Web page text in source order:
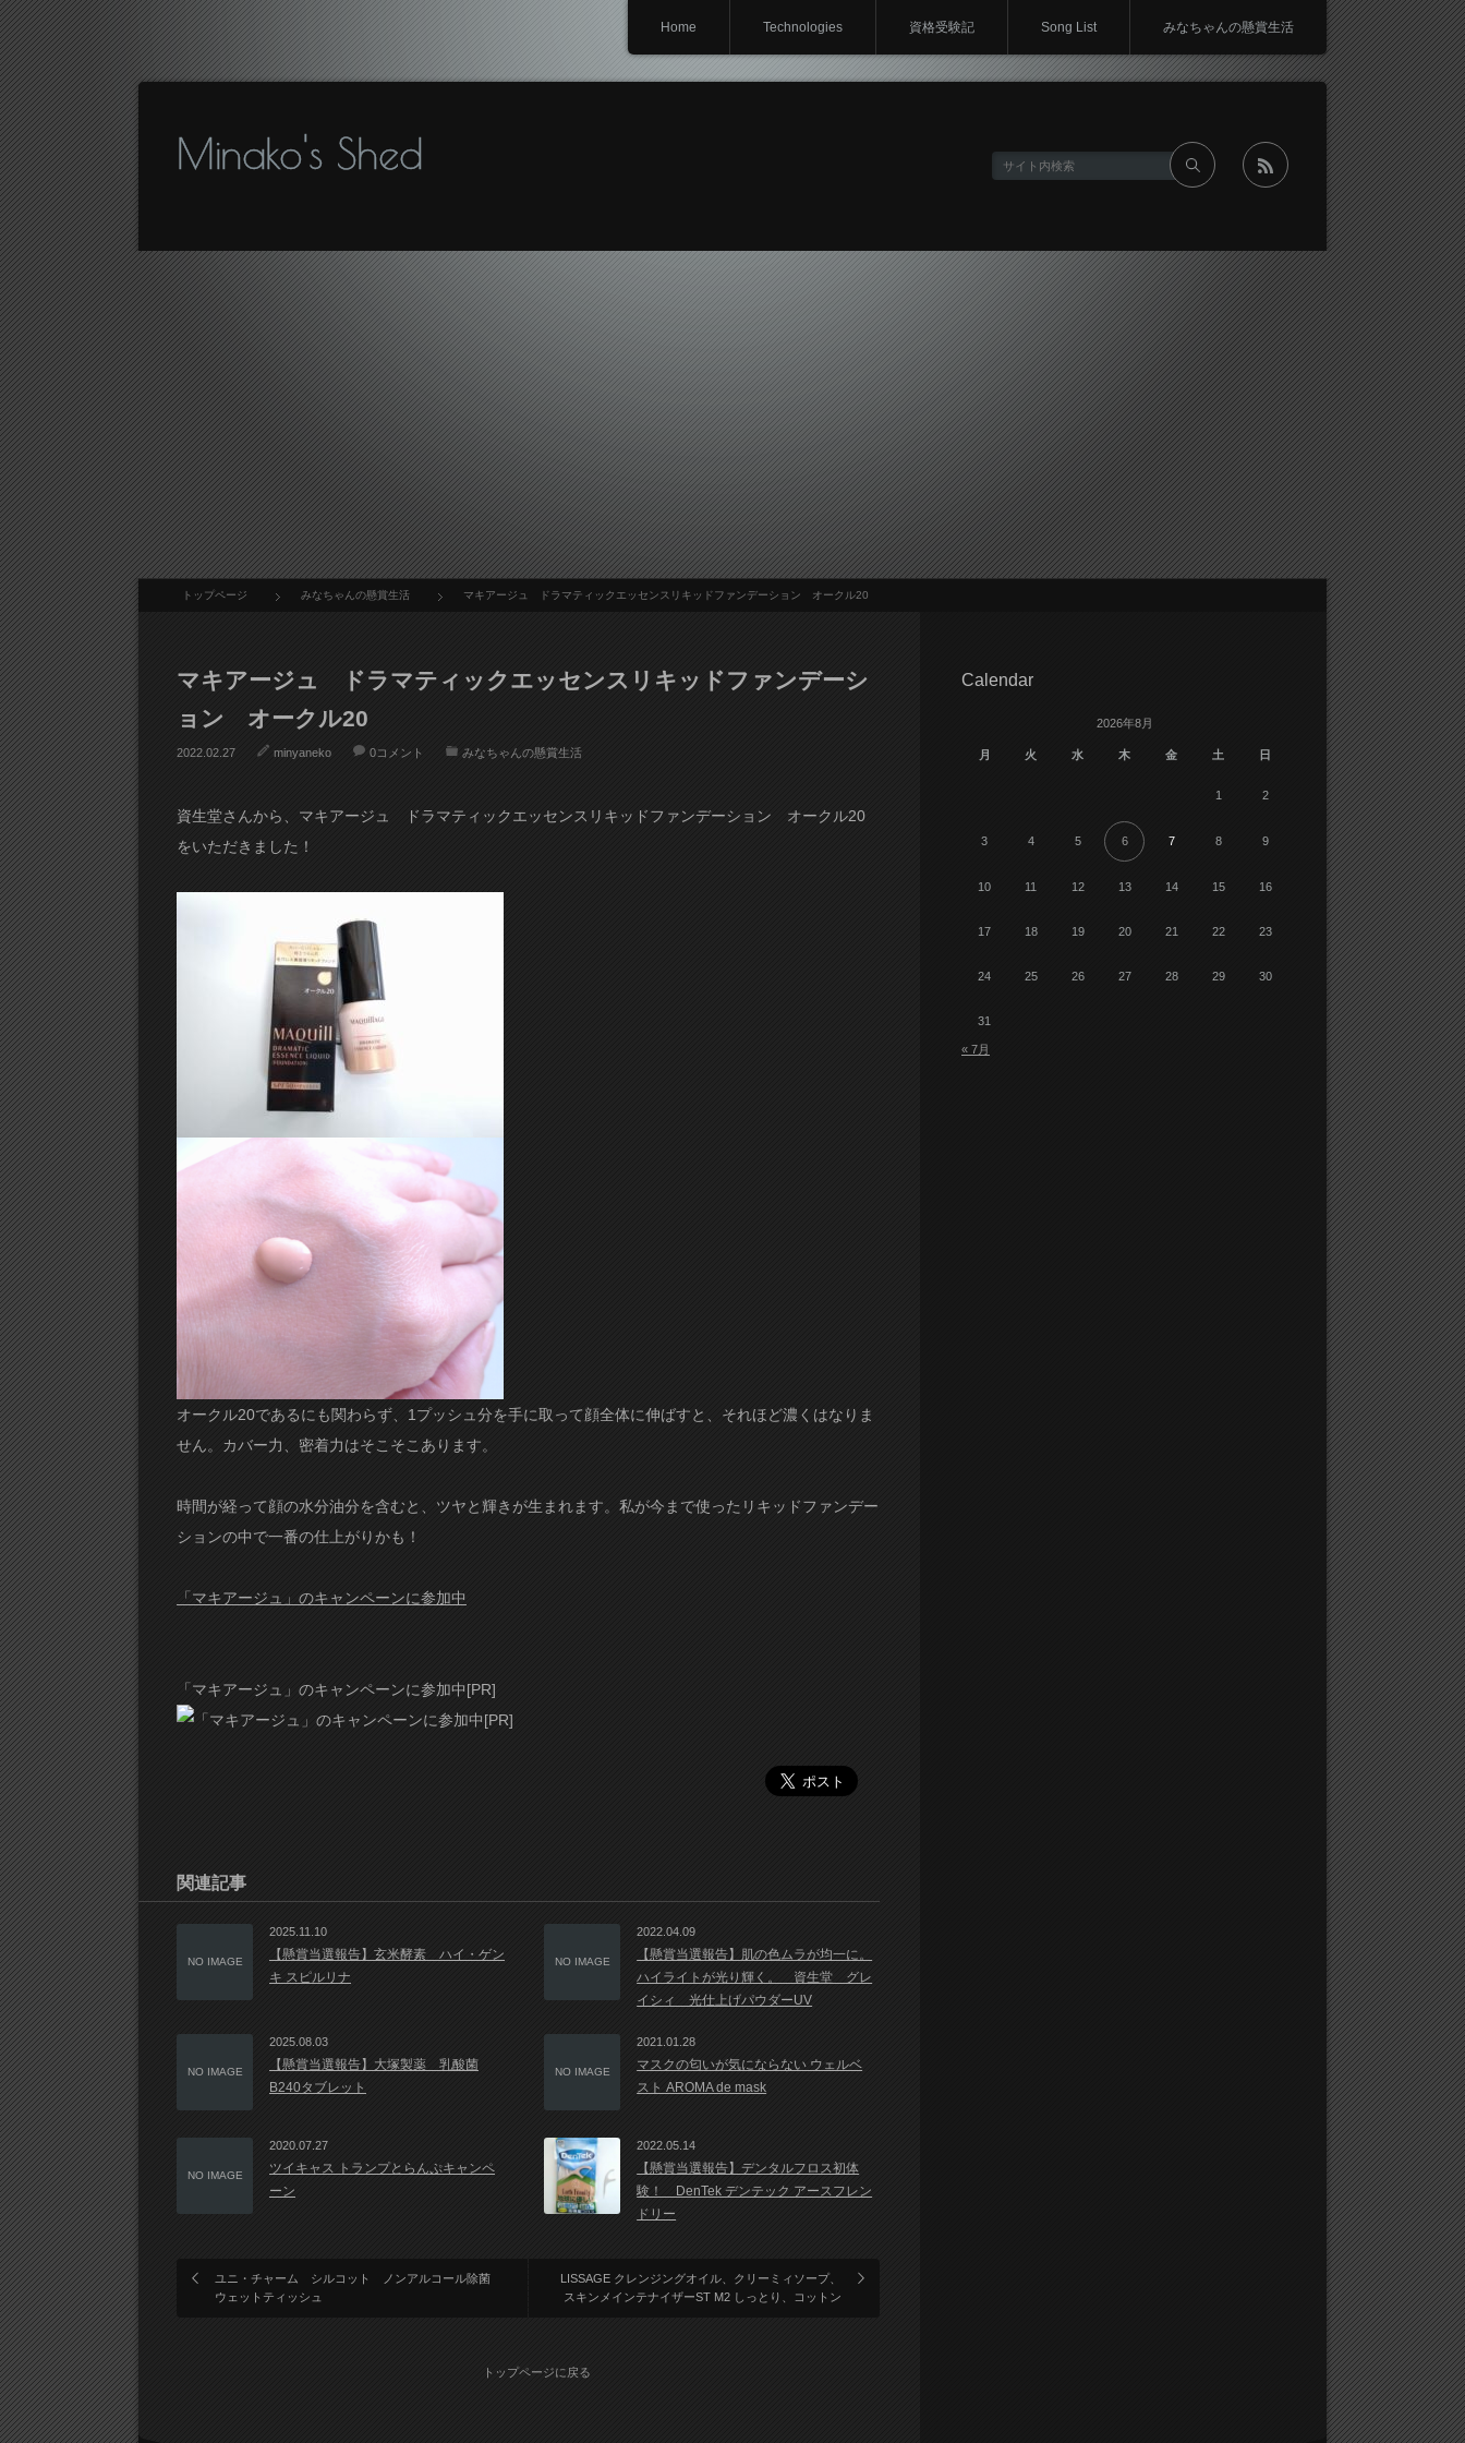
Home Technologies 資格受験記 Song List みなちゃんの懸賞生活
Minako's Shed
トップページ みなちゃんの懸賞生活 マキアージュ ドラマティックエッセンスリキッドファンデーション オークル20
マキアージュ ドラマティックエッセンスリキッドファンデーシ
ョン オークル20
2022.02.27 minyaneko 0コメント みなちゃんの懸賞生活
資生堂さんから、マキアージュ ドラマティックエッセンスリキッドファンデーション オークル20
をいただきました！
オークル20であるにも関わらず、1プッシュ分を手に取って顔全体に伸ばすと、それほど濃くはなりま
せん。カバー力、密着力はそこそこあります。
時間が経って顔の水分油分を含むと、ツヤと輝きが生まれます。私が今まで使ったリキッドファンデー
ションの中で一番の仕上がりかも！
「マキアージュ」のキャンペーンに参加中
「マキアージュ」のキャンペーンに参加中[PR]
関連記事
NO IMAGE
2025.11.10
【懸賞当選報告】玄米酵素 ハイ・ゲン
キ スピルリナ
NO IMAGE
2022.04.09
【懸賞当選報告】肌の色ムラが均一に。
ハイライトが光り輝く。 資生堂 グレ
イシィ 光仕上げパウダーUV
NO IMAGE
2025.08.03
【懸賞当選報告】大塚製薬 乳酸菌
B240タブレット
NO IMAGE
2021.01.28
マスクの匂いが気にならない ウェルベ
スト AROMA de mask
NO IMAGE
2020.07.27
ツイキャス トランプとらんぷキャンペ
ーン
2022.05.14
【懸賞当選報告】デンタルフロス初体
験！ DenTek デンテック アースフレン
ドリー
ユニ・チャーム シルコット ノンアルコール除菌
ウェットティッシュ
LISSAGE クレンジングオイル、クリーミィソープ、
スキンメインテナイザーST M2 しっとり、コットン
トップページに戻る
Calendar
2026年8月
月 火 水 木 金 土 日
1 2
3 4 5 6 7 8 9
10 11 12 13 14 15 16
17 18 19 20 21 22 23
24 25 26 27 28 29 30
31
« 7月